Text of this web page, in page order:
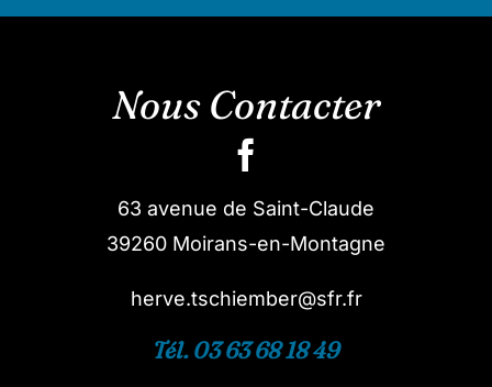
Nous Contacter
63 avenue de Saint-Claude
39260 Moirans-en-Montagne
herve.tschiember@sfr.fr
Tél. 03 63 68 18 49